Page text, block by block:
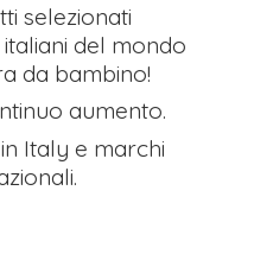
selezionati
del mondo
da bambino!
aumento.
Italy e marchi